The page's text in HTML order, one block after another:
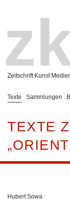
Zeitschrift Kunst
Texte Sammlungen
TEXTE
Hubert Sowa